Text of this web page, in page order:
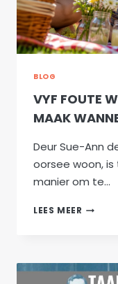
BLOG
VYF FOUTE
MAAK
Deur Sue-Ann
oorsee woon, is
manier om te…
LEES MEER VYF
MET
TAAL